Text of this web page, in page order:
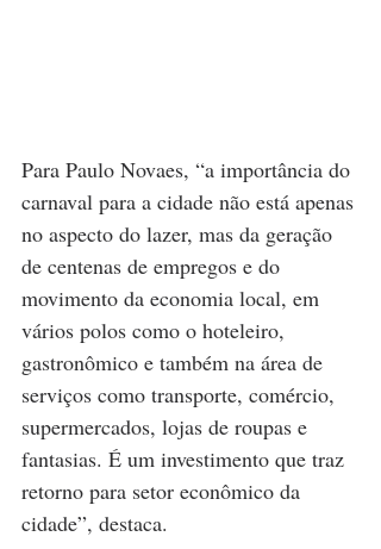
Para Paulo Novaes, “a importância do
carnaval para a cidade não está apenas
no aspecto do lazer, mas da geração
de centenas de empregos e do
movimento da economia local, em
vários polos como o hoteleiro,
gastronômico e também na área de
serviços como transporte, comércio,
supermercados, lojas de roupas e
fantasias. É um investimento que traz
retorno para setor econômico da
cidade”, destaca.